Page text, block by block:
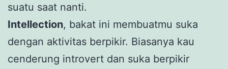
suatu saat nanti.
Intellection, bakat ini membuatmu suka
dengan aktivitas berpikir. Biasanya kau
cenderung introvert dan suka berpikir